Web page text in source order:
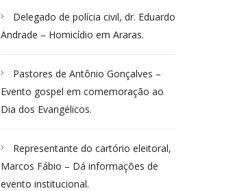
Delegado de polícia civil, dr. Eduardo
Andrade – Homicídio em Araras.
Pastores de Antônio Gonçalves –
Evento gospel em comemoração ao
Dia dos Evangélicos.
Representante do cartório eleitoral,
Marcos Fábio – Dá informações de
evento institucional.